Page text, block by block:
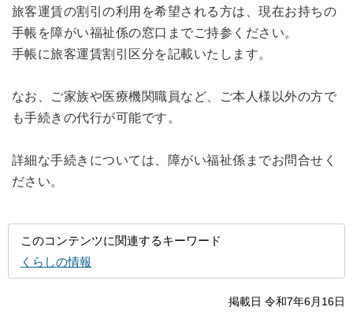
旅客運賃の割引の利用を希望される方は、現在お持ちの
手帳を障がい福祉係の窓口までご持参ください。
手帳に旅客運賃割引区分を記載いたします。
なお、ご家族や医療機関職員など、ご本人様以外の方で
も手続きの代行が可能です。
詳細な手続きについては、障がい福祉係までお問合せく
ださい。
このコンテンツに関連するキーワード
くらしの情報
掲載日 令和7年6月16日